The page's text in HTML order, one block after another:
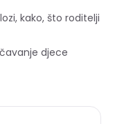
kako, što roditelji
djece